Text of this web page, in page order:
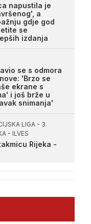
napustila je
a
gdje god
se
izdanja
se s odmora
'Brzo se
ekrane s
i još brže u
snimanja'
LIGA - 3.
- ILVES
Rijeka -